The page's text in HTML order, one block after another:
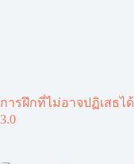
การฝึกที่ไม่อาจปฏิเสธได้
3.0